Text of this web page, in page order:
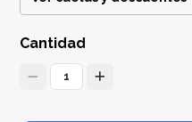
Cantidad
1